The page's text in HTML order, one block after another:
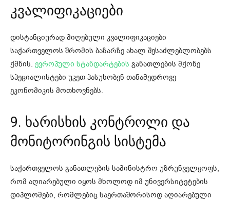
კვალიფიკაციები
დისტანციურად მიღებული კვალიფიკაციები
საქართველოს შრომის ბაზარზე ახალ შესაძლებლობებს
ქმნის. ევროპული სტანდარტების განათლების მქონე
სპეციალისტები უკეთ პასუხობენ თანამედროვე
ეკონომიკის მოთხოვნებს.
9. ხარისხის კონტროლი და
მონიტორინგის სისტემა
საქართველოს განათლების სამინისტრო უზრუნველყოფს,
რომ აღიარებული იყოს მხოლოდ იმ უნივერსიტეტების
დიპლომები, რომლებიც საერთაშორისოდ აღიარებული